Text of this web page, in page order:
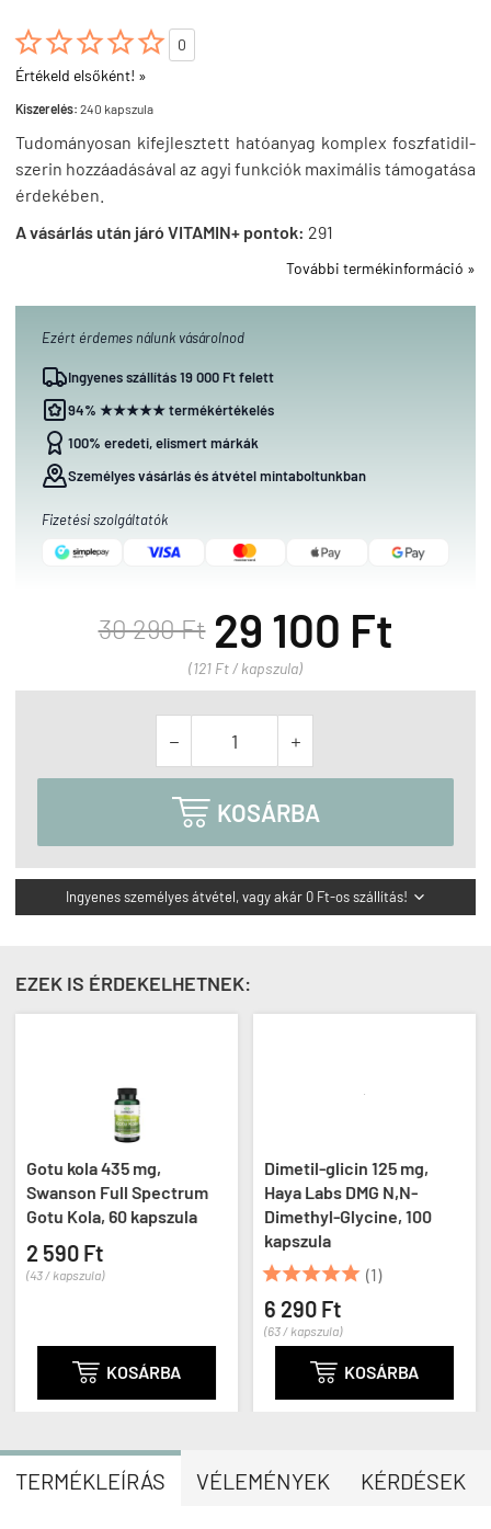

0
Értékeld elsőként! »
Kiszerelés: 240 kapszula
Tudományosan kifejlesztett hatóanyag komplex foszfatidil-
szerin hozzáadásával az agyi funkciók maximális támogatása
érdekében.
A vásárlás után járó VITAMIN+ pontok: 291
További termékinformáció »
Ezért érdemes nálunk vásárolnod
Ingyenes szállítás 19 000 Ft felett
94% ★★★★★ termékértékelés
100% eredeti, elismert márkák
Személyes vásárlás és átvétel mintaboltunkban
Fizetési szolgáltatók
30 290 Ft 29 100 Ft
(121 Ft / kapszula)
 
 KOSÁRBA
Ingyenes személyes átvétel, vagy akár 0 Ft-os szállítás! 
EZEK IS ÉRDEKELHETNEK:
Gotu kola 435 mg,
Swanson Full Spectrum
Gotu Kola, 60 kapszula
2 590 Ft
(43 / kapszula)
 KOSÁRBA
Dimetil-glicin 125 mg,
Haya Labs DMG N,N-
Dimethyl-Glycine, 100
kapszula
 (1)
6 290 Ft
(63 / kapszula)
 KOSÁRBA
TERMÉKLEÍRÁS VÉLEMÉNYEK KÉRDÉSEK